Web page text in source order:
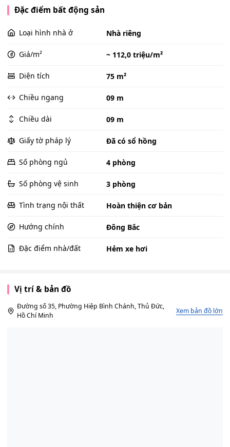
Đặc điểm bất động sản
Loại hình nhà ở Nhà riêng
Giá/m² ~ 112,0 triệu/m²
Diện tích 75 m²
Chiều ngang 09 m
Chiều dài 09 m
Giấy tờ pháp lý Đã có sổ hồng
Số phòng ngủ 4 phòng
Số phòng vệ sinh 3 phòng
Tình trạng nội thất Hoàn thiện cơ bản
Hướng chính Đông Bắc
Đặc điểm nhà/đất Hẻm xe hơi
Vị trí & bản đồ
Đường số 35, Phường Hiệp Bình Chánh, Thủ Đức,
Hồ Chí Minh
Xem bản đồ lớn